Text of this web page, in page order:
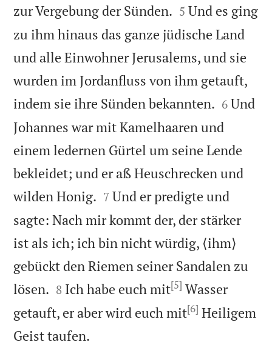
zur Vergebung der Sünden. 

5 Und es ging
zu ihm hinaus das ganze jüdische Land
und alle Einwohner Jerusalems, und sie
wurden im Jordanfluss von ihm getauft,
indem sie ihre Sünden bekannten. 

6 Und
Johannes war mit Kamelhaaren und
einem ledernen Gürtel um seine Lende
bekleidet; und er aß Heuschrecken und
wilden Honig. 

7 Und er predigte und
sagte: Nach mir kommt der, der stärker
ist als ich; ich bin nicht würdig, ⟨ihm⟩
gebückt den Riemen seiner Sandalen zu
lösen. 

8 Ich habe euch mit[5] Wasser
getauft, er aber wird euch mit[6] Heiligem
Geist taufen.